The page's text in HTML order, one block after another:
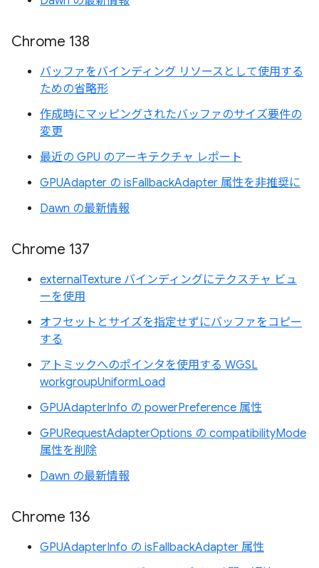
Chrome 138
バッファをバインディング リソースとして使用する
ための省略形
作成時にマッピングされたバッファのサイズ要件の
変更
最近の GPU のアーキテクチャ レポート
GPUAdapter の isFallbackAdapter 属性を非推奨に
Dawn の最新情報
Chrome 137
externalTexture バインディングにテクスチャ ビュ
ーを使用
オフセットとサイズを指定せずにバッファをコピー
する
アトミックへのポインタを使用する WGSL
workgroupUniformLoad
GPUAdapterInfo の powerPreference 属性
GPURequestAdapterOptions の compatibilityMode
属性を削除
Dawn の最新情報
Chrome 136
GPUAdapterInfo の isFallbackAdapter 属性